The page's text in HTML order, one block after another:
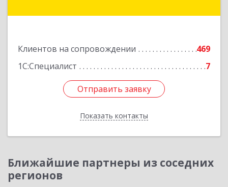
Клиентов на сопровождении
469
1С:Специалист
7
Отправить заявку
Показать контакты
Отправить заявку
Назад
Ближайшие партнеры из соседних
регионов